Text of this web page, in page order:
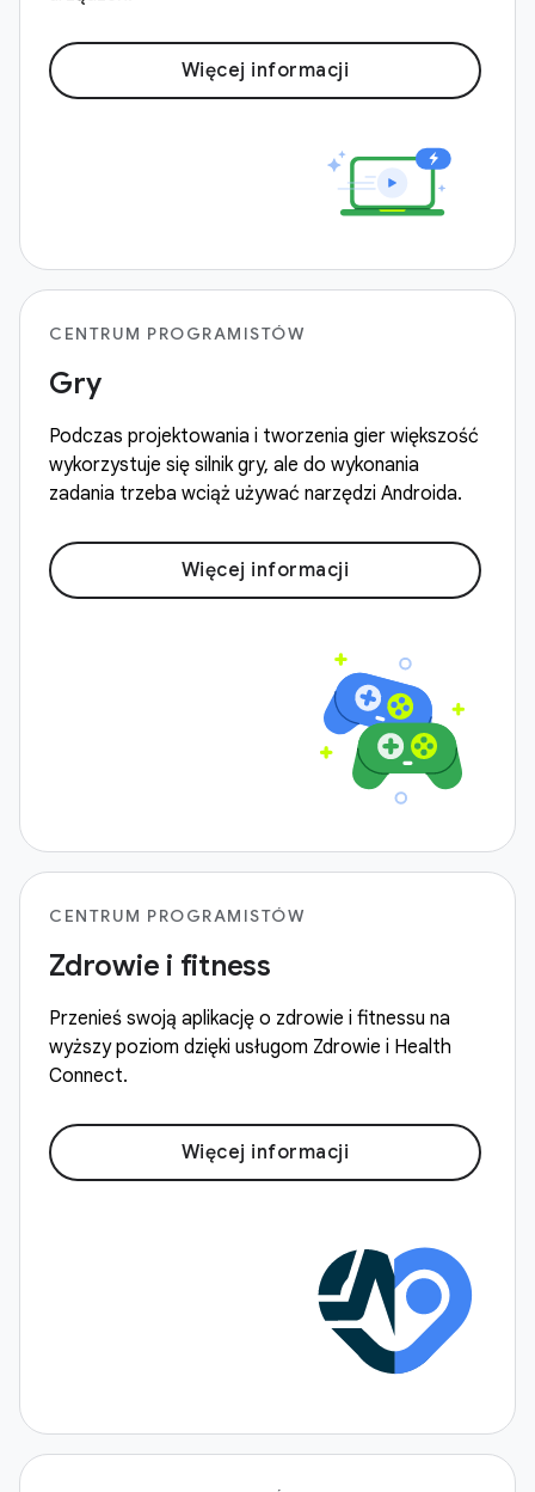
Więcej informacji
CENTRUM PROGRAMISTÓW
Gry
Podczas projektowania i tworzenia gier większość
wykorzystuje się silnik gry, ale do wykonania
zadania trzeba wciąż używać narzędzi Androida.
Więcej informacji
CENTRUM PROGRAMISTÓW
Zdrowie i fitness
Przenieś swoją aplikację o zdrowie i fitnessu na
wyższy poziom dzięki usługom Zdrowie i Health
Connect.
Więcej informacji